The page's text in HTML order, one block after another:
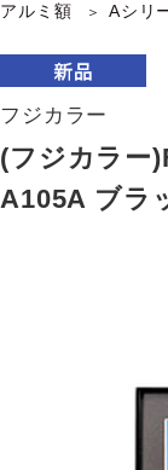
アルミ額
Aシリ
フジカラー
(フジカラー
A105A ブラ